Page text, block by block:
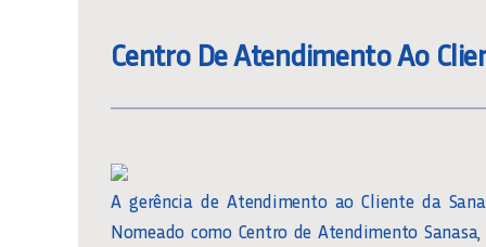
Centro De Atendimento Ao
A gerência de Atendimento ao Cliente da
Nomeado como Centro de Atendimento